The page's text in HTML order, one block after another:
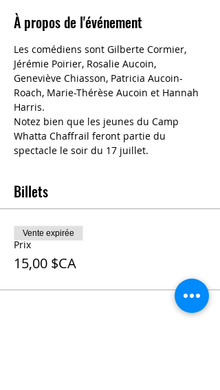
À propos de l'événement
Les comédiens sont Gilberte Cormier,
Jérémie Poirier, Rosalie Aucoin,
Geneviève Chiasson, Patricia Aucoin-
Roach, Marie-Thérèse Aucoin et Hannah
Harris.
Notez bien que les jeunes du Camp
Whatta Chaffrail feront partie du
spectacle le soir du 17 juillet.
Billets
Prix
15,00 $CA
Vente expirée